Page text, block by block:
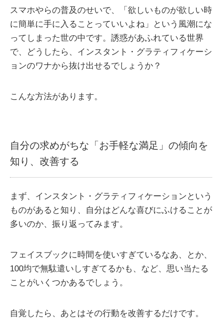
スマホやらの普及のせいで、「欲しいものが欲しい時
に簡単に手に入ることっていいよね」という風潮にな
ってしまった世の中です。誘惑があふれている世界
で、どうしたら、インスタント・グラティフィケーシ
ョンのワナから抜け出せるでしょうか？
こんな方法があります。
自分の求めがちな「お手軽な満足」の傾向を
知り、改善する
まず、インスタント・グラティフィケーションという
ものがあると知り、自分はどんな喜びにふけることが
多いのか、振り返ってみます。
フェイスブックに時間を使いすぎているなあ、とか、
100均で無駄遣いしすぎてるかも、など、思い当たる
ことがいくつかあるでしょう。
自覚したら、あとはその行動を改善するだけです。